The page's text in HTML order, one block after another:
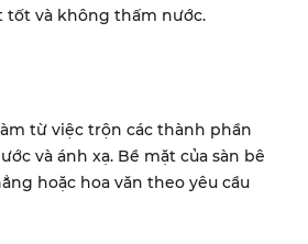
tốt và không thấm nước.
từ việc trộn các thành phần
và ánh xạ. Bề mặt của sàn bê
hoặc hoa văn theo yêu cầu